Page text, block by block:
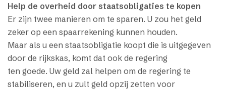
Help de overheid door staatsobligaties te kopen
Er zijn twee manieren om te sparen. U zou het geld
zeker op een spaarrekening kunnen houden.
Maar als u een staatsobligatie koopt die is uitgegeven
door de rijkskas, komt dat ook de regering
ten goede. Uw geld zal helpen om de regering te
stabiliseren, en u zult geld opzij zetten voor